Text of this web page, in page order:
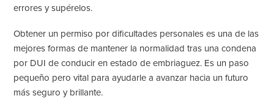
errores y supérelos.
Obtener un permiso por dificultades personales es una de las
mejores formas de mantener la normalidad tras una condena
por DUIde conducir en estado de embriaguez. Es un paso
pequeño pero vital para ayudarle a avanzar hacia un futuro
más seguro y brillante.